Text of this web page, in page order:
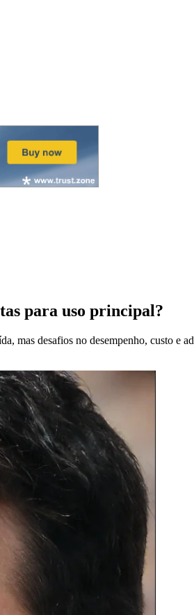
para uso principal?
mas desafios no desempenho, custo e